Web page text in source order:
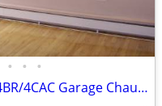
• • •
CDN/Outremont Duplex Haut 4BR/4CAC Garage Chauffage Eau chaude Inclu